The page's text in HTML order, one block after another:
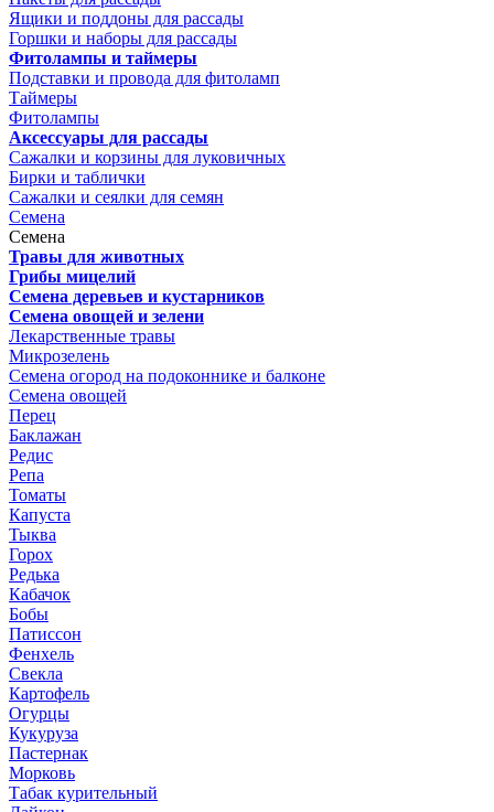
Ящики и поддоны для рассады
Горшки и наборы для рассады
Фитолампы и таймеры
Подставки и провода для фитоламп
Таймеры
Фитолампы
Аксессуары для рассады
Сажалки и корзины для луковичных
Бирки и таблички
Сажалки и сеялки для семян
Семена
Семена
Травы для животных
Грибы мицелий
Семена деревьев и кустарников
Семена овощей и зелени
Лекарственные травы
Микрозелень
Семена огород на подоконнике и балконе
Семена овощей
Перец
Баклажан
Редис
Репа
Томаты
Капуста
Тыква
Горох
Редька
Кабачок
Бобы
Патиссон
Фенхель
Свекла
Картофель
Огурцы
Кукуруза
Пастернак
Морковь
Табак курительный